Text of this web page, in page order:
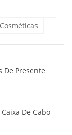
De Presente
De Cabo